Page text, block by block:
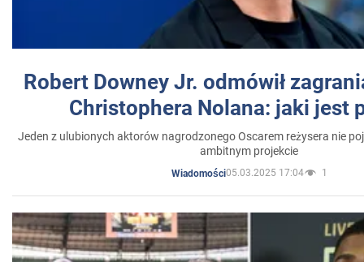
Robert Downey Jr. odmówił
Christophera Nolana: jaki jest
Jeden z ulubionych aktorów nagrodzonego Oscarem reżysera nie
ambitnym projekcie
Wiadomości05.03.2025 17:04 1